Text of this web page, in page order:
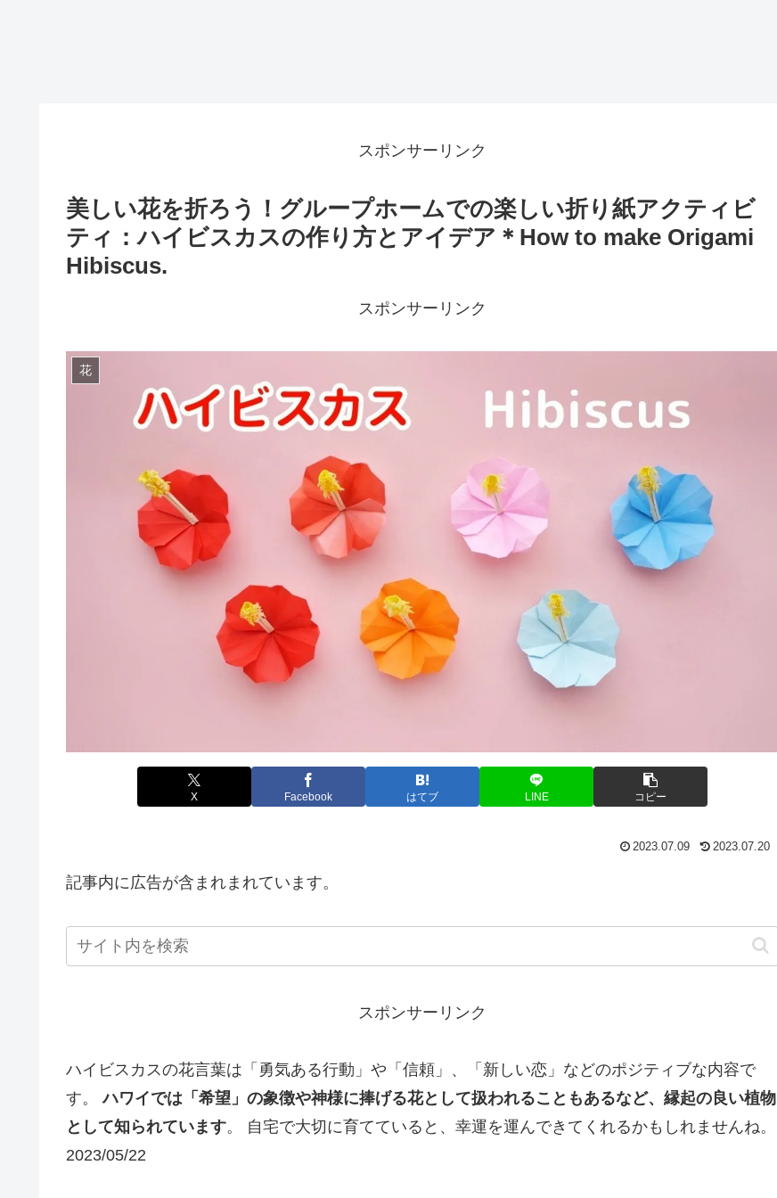
スポンサーリンク
美しい花を折ろう！グループホームでの楽しい折り紙アクティビ
ティ：ハイビスカスの作り方とアイデア＊How to make Origami
Hibiscus.
スポンサーリンク
花
X Facebook はてブ LINE コピー
2023.07.09 2023.07.20
記事内に広告が含まれまれています。
スポンサーリンク
ハイビスカスの花言葉は「勇気ある行動」や「信頼」、「新しい恋」などのポジティブな内容で
す。ハワイでは「希望」の象徴や神様に捧げる花として扱われることもあるなど、縁起の良い植物
として知られています。 自宅で大切に育てていると、幸運を運んできてくれるかもしれませんね。
2023/05/22